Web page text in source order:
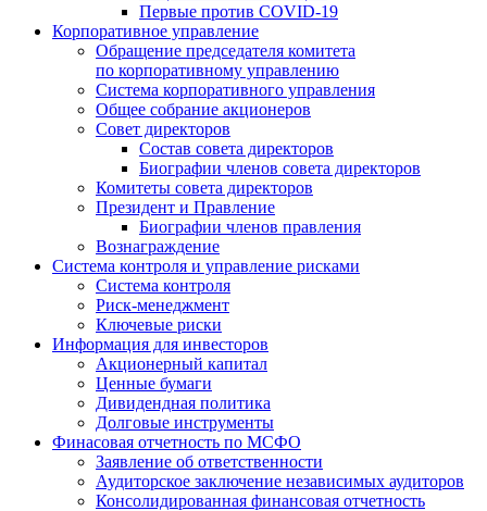
Первые против COVID‑19
Корпоративное управление
Обращение председателя комитета
по корпоративному управлению
Система корпоративного управления
Общее собрание акционеров
Совет директоров
Состав совета директоров
Биографии членов совета директоров
Комитеты совета директоров
Президент и Правление
Биографии членов правления
Вознаграждение
Система контроля и управление рисками
Система контроля
Риск-менеджмент
Ключевые риски
Информация для инвесторов
Акционерный капитал
Ценные бумаги
Дивидендная политика
Долговые инструменты
Финасовая отчетность по МСФО
Заявление об ответственности
Аудиторское заключение независимых аудиторов
Консолидированная финансовая отчетность